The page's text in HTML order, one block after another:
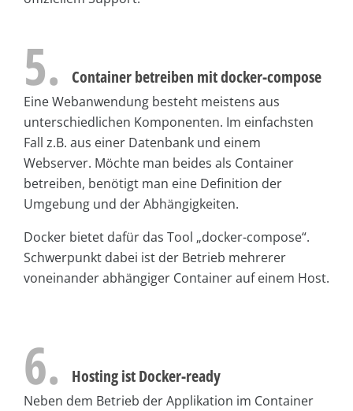
5. Container betreiben mit docker-compose
Eine Webanwendung besteht meistens aus
unterschiedlichen Komponenten. Im einfachsten
Fall z.B. aus einer Datenbank und einem
Webserver. Möchte man beides als Container
betreiben, benötigt man eine Definition der
Umgebung und der Abhängigkeiten.
Docker bietet dafür das Tool „docker-compose“.
Schwerpunkt dabei ist der Betrieb mehrerer
voneinander abhängiger Container auf einem Host.
6. Hosting ist Docker-ready
Neben dem Betrieb der Applikation im Container